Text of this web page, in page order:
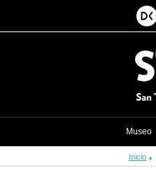
Inicio
Museo